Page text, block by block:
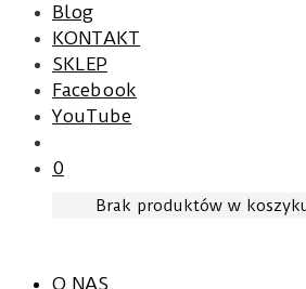
Blog
KONTAKT
SKLEP
Facebook
YouTube
0
Brak produktów w
O NAS